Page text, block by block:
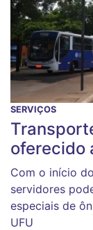
SERVIÇOS
oferecido
Com o início
servidores
especiais de
UFU